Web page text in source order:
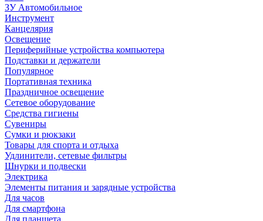
ЗУ Автомобильное
Инструмент
Канцелярия
Освещение
Периферийные устройства компьютера
Подставки и держатели
Популярное
Портативная техника
Праздничное освещение
Сетевое оборудование
Средства гигиены
Сувениры
Сумки и рюкзаки
Товары для спорта и отдыха
Удлинители, сетевые фильтры
Шнурки и подвески
Электрика
Элементы питания и зарядные устройства
Для часов
Для смартфона
Для планшета